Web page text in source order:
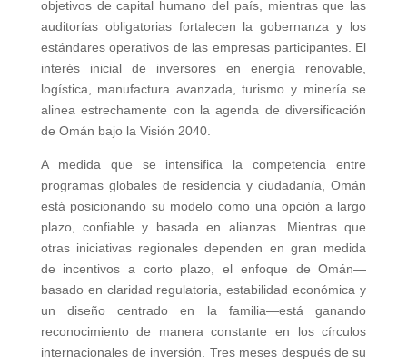
objetivos de capital humano del país, mientras que las
auditorías obligatorias fortalecen la gobernanza y los
estándares operativos de las empresas participantes. El
interés inicial de inversores en energía renovable,
logística, manufactura avanzada, turismo y minería se
alinea estrechamente con la agenda de diversificación
de Omán bajo la Visión 2040.
A medida que se intensifica la competencia entre
programas globales de residencia y ciudadanía, Omán
está posicionando su modelo como una opción a largo
plazo, confiable y basada en alianzas. Mientras que
otras iniciativas regionales dependen en gran medida
de incentivos a corto plazo, el enfoque de Omán—
basado en claridad regulatoria, estabilidad económica y
un diseño centrado en la familia—está ganando
reconocimiento de manera constante en los círculos
internacionales de inversión. Tres meses después de su